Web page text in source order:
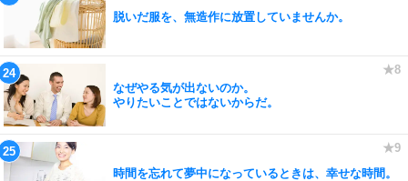
脱いだ服を、無造作に放置していませんか。
なぜやる気が出ないのか。
やりたいことではないからだ。
時間を忘れて夢中になっているときは、幸せな時間。